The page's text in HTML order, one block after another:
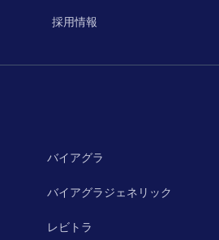
採用情報
バイアグラ
バイアグラジェネリック
レビトラ